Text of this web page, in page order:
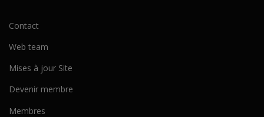
Contact
Web team
Mises à jour Site
Devenir membre
Membres